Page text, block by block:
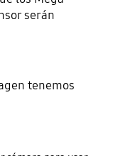
serán
tenemos